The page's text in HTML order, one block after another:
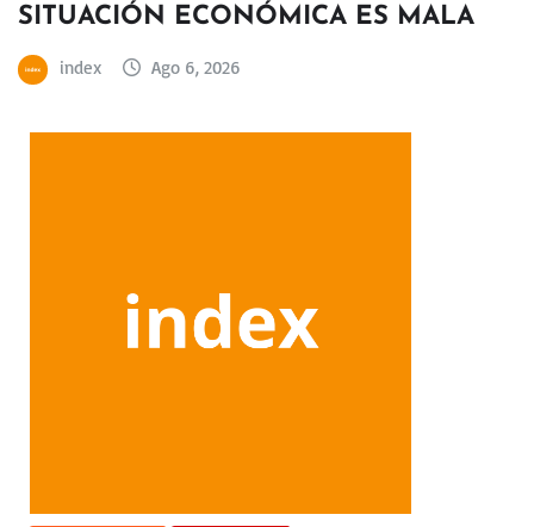
SITUACIÓN ECONÓMICA ES MALA
index Ago 6, 2026